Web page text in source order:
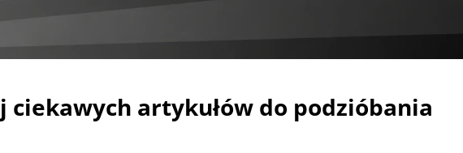
ciekawych artykułów do podzióbania